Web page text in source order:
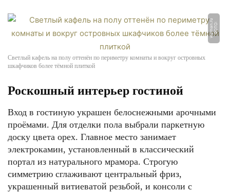
Ф
О
Т
О:
w
o
m
a
n.
r
u
Светлый кафель на полу оттенён по периметру комнаты и вокруг островных
шкафчиков более тёмной плиткой
Роскошный интерьер гостиной
Вход в гостиную украшен белоснежными арочными
проёмами. Для отделки пола выбрали паркетную
доску цвета орех. Главное место занимает
электрокамин, установленный в классический
портал из натурального мрамора. Строгую
симметрию сглаживают центральный фриз,
украшенный витиеватой резьбой, и консоли с